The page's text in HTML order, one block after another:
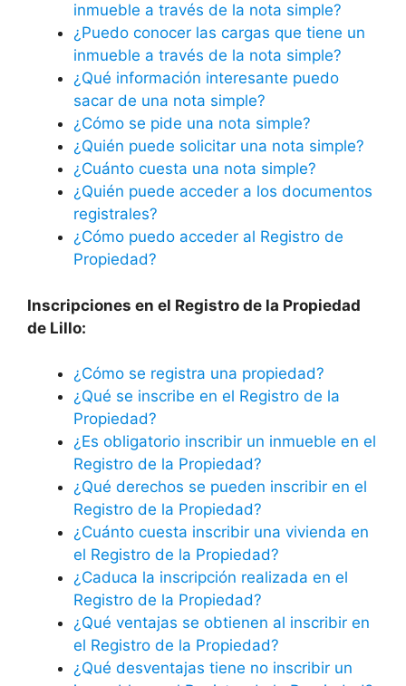
inmueble a través de la nota simple?
¿Puedo conocer las cargas que tiene un
inmueble a través de la nota simple?
¿Qué información interesante puedo
sacar de una nota simple?
¿Cómo se pide una nota simple?
¿Quién puede solicitar una nota simple?
¿Cuánto cuesta una nota simple?
¿Quién puede acceder a los documentos
registrales?
¿Cómo puedo acceder al Registro de
Propiedad?
Inscripciones en el Registro de la Propiedad
de Lillo:
¿Cómo se registra una propiedad?
¿Qué se inscribe en el Registro de la
Propiedad?
¿Es obligatorio inscribir un inmueble en el
Registro de la Propiedad?
¿Qué derechos se pueden inscribir en el
Registro de la Propiedad?
¿Cuánto cuesta inscribir una vivienda en
el Registro de la Propiedad?
¿Caduca la inscripción realizada en el
Registro de la Propiedad?
¿Qué ventajas se obtienen al inscribir en
el Registro de la Propiedad?
¿Qué desventajas tiene no inscribir un